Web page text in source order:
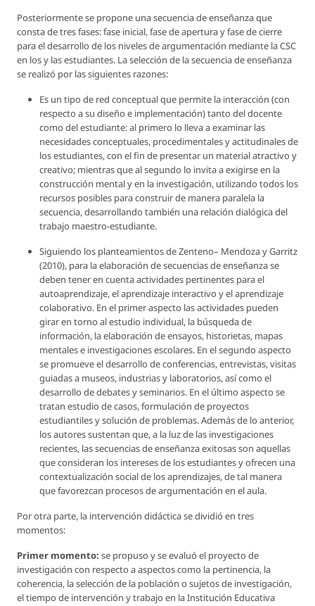
Posteriormente se propone una secuencia de enseñanza que
consta de tres fases: fase inicial, fase de apertura y fase de cierre
para el desarrollo de los niveles de argumentación mediante la CSC
en los y las estudiantes. La selección de la secuencia de enseñanza
se realizó por las siguientes razones:
Es un tipo de red conceptual que permite la interacción (con
respecto a su diseño e implementación) tanto del docente
como del estudiante: al primero lo lleva a examinar las
necesidades conceptuales, procedimentales y actitudinales de
los estudiantes, con el fin de presentar un material atractivo y
creativo; mientras que al segundo lo invita a exigirse en la
construcción mental y en la investigación, utilizando todos los
recursos posibles para construir de manera paralela la
secuencia, desarrollando también una relación dialógica del
trabajo maestro‐estudiante.
Siguiendo los planteamientos de Zenteno– Mendoza y Garritz
(2010), para la elaboración de secuencias de enseñanza se
deben tener en cuenta actividades pertinentes para el
autoaprendizaje, el aprendizaje interactivo y el aprendizaje
colaborativo. En el primer aspecto las actividades pueden
girar en torno al estudio individual, la búsqueda de
información, la elaboración de ensayos, historietas, mapas
mentales e investigaciones escolares. En el segundo aspecto
se promueve el desarrollo de conferencias, entrevistas, visitas
guiadas a museos, industrias y laboratorios, así como el
desarrollo de debates y seminarios. En el último aspecto se
tratan estudio de casos, formulación de proyectos
estudiantiles y solución de problemas. Además de lo anterior,
los autores sustentan que, a la luz de las investigaciones
recientes, las secuencias de enseñanza exitosas son aquellas
que consideran los intereses de los estudiantes y ofrecen una
contextualización social de los aprendizajes, de tal manera
que favorezcan procesos de argumentación en el aula.
Por otra parte, la intervención didáctica se dividió en tres
momentos:
Primer momento: se propuso y se evaluó el proyecto de
investigación con respecto a aspectos como la pertinencia, la
coherencia, la selección de la población o sujetos de investigación,
el tiempo de intervención y trabajo en la Institución Educativa